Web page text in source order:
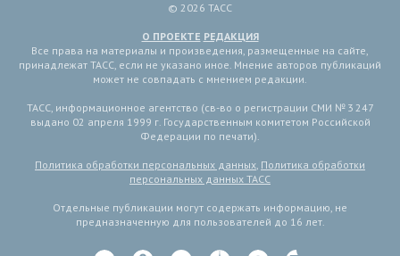
© 2026 ТАСС
О ПРОЕКТЕ РЕДАКЦИЯ
Все права на материалы и произведения, размещенные на сайте,
принадлежат ТАСС, если не указано иное. Мнение авторов публикаций
может не совпадать с мнением редакции.
ТАСС, информационное агентство (св-во о регистрации СМИ № 3 247
выдано 02 апреля 1999 г. Государственным комитетом Российской
Федерации по печати).
Политика обработки персональных данных, Политика обработки
персональных данных ТАСС
Отдельные публикации могут содержать информацию, не
предназначенную для пользователей до 16 лет.